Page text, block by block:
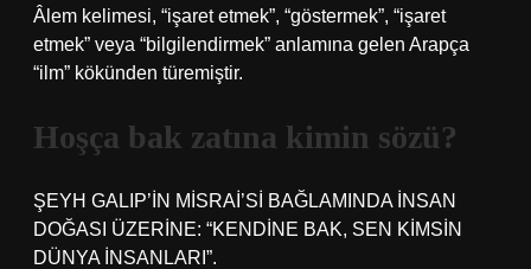
Âlem kelimesi, “işaret etmek”, “göstermek”, “işaret
etmek” veya “bilgilendirmek” anlamına gelen Arapça
“ilm” kökünden türemiştir.
Hoşça bak zatına kimin sözü?
ŞEYH GALIP’İN MİSRAİ’Sİ BAĞLAMINDA İNSAN
DOĞASI ÜZERİNE: “KENDİNE BAK, SEN KİMSİN
DÜNYA İNSANLARI”.